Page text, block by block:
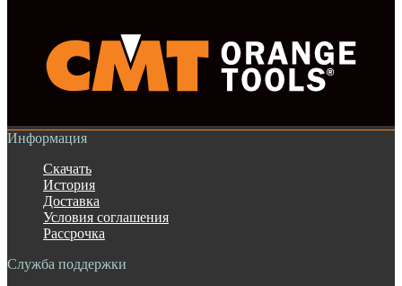
Информация
Скачать
История
Доставка
Условия соглашения
Рассрочка
Служба поддержки